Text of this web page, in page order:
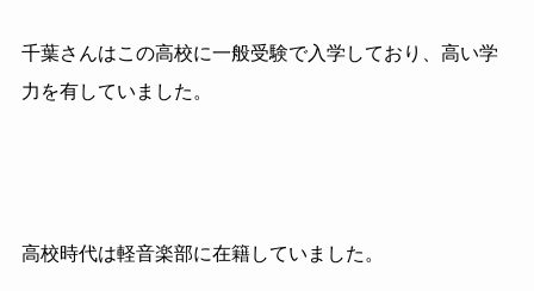
千葉さんはこの高校に一般受験で入学しており、高い学
力を有していました。
高校時代は軽音楽部に在籍していました。